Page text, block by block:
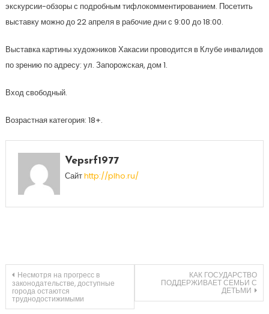
экскурсии-обзоры с подробным тифлокомментированием. Посетить
выставку можно до 22 апреля в рабочие дни с 9:00 до 18:00.
Выставка картины художников Хакасии проводится в Клубе инвалидов
по зрению по адресу: ул. Запорожская, дом 1.
Вход свободный.
Возрастная категория: 18+.
Vepsrf1977
Сайтhttp://plho.ru/
Навигация
по
Несмотря на прогресс в
законодательстве, доступные
города остаются
труднодостижимыми
КАК ГОСУДАРСТВО
ПОДДЕРЖИВАЕТ СЕМЬИ С
ДЕТЬМИ